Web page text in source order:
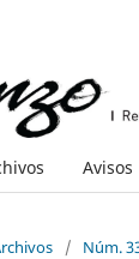
Avisos
/ Núm.